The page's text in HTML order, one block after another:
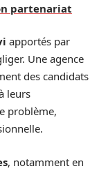
partenariat
apportés par
Une agence
des candidats
leurs
problème,
, notamment en